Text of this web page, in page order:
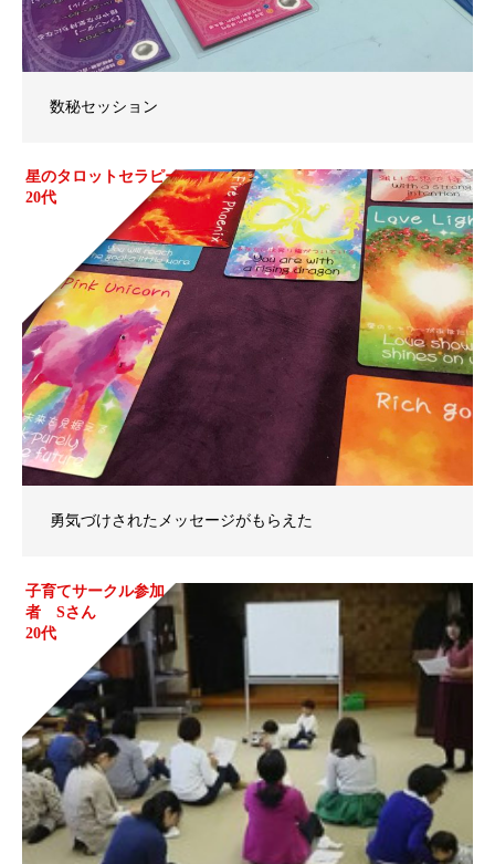
数秘セッション
星のタロットセラピー
20代
勇気づけされたメッセージがもらえた
子育てサークル参加
者 Sさん
20代